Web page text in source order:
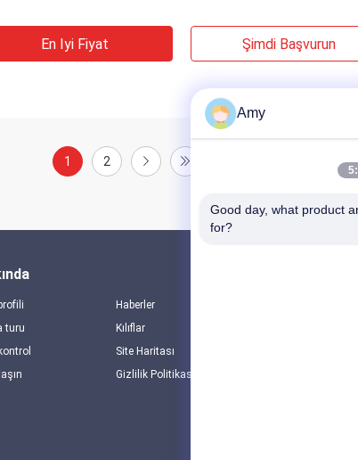
En Iyi Fiyat Şimdi Başvurun
1 2
turu
Haberler
Kılıflar
Site Haritası
Gizlilik Politikası
Amy
Good day, what product
for?